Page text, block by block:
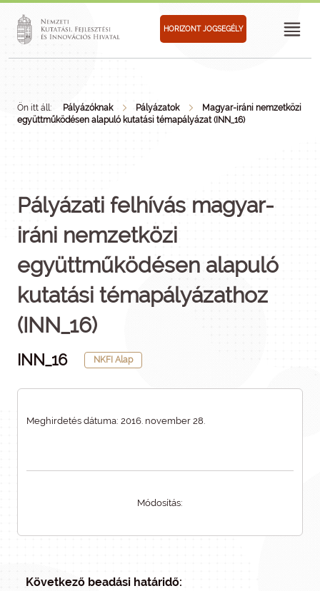
HORIZONT JOGSEGÉLY
Ön itt áll: Pályázóknak Pályázatok
Magyar-iráni nemzetközi
együttműködésen alapuló kutatási témapályázat (INN_16)
Pályázati felhívás magyar-
iráni nemzetközi
együttműködésen alapuló
kutatási témapályázathoz
(INN_16)
INN_16 NKFI Alap
Meghirdetés dátuma: 2016. november 28.
Módosítás:
Következő beadási határidő: